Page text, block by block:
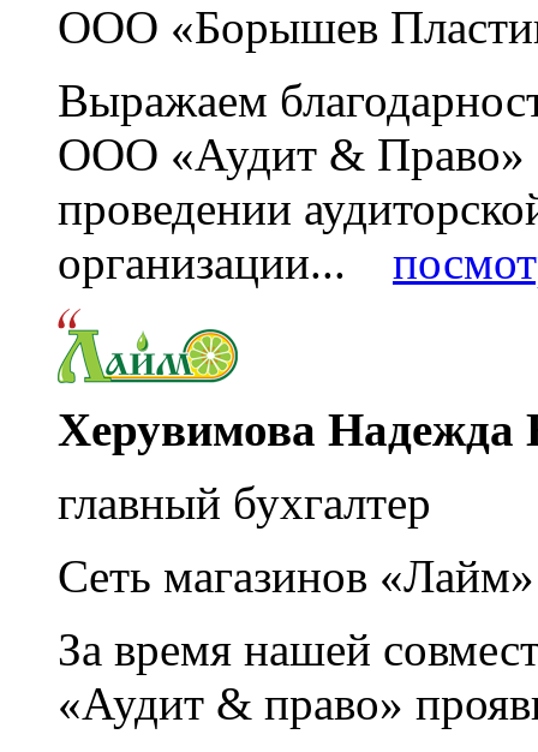
ООО «Борышев
Выражаем
ООО «Аудит & Право»
проведении
организации...
Херувимова Надежда
главный бухгалтер
Сеть магазинов «Лайм»
За время нашей
«Аудит & право»